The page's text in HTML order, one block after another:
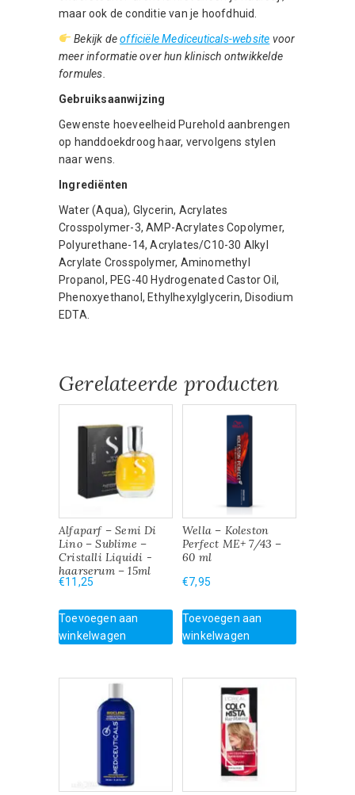
maar ook de conditie van je hoofdhuid.
Bekijk deofficiële Mediceuticals-website voor
meer informatie over hun klinisch ontwikkelde
formules.
Gebruiksaanwijzing
Gewenste hoeveelheid Purehold aanbrengen
op handdoekdroog haar, vervolgens stylen
naar wens.
Ingrediënten
Water (Aqua), Glycerin, Acrylates
Crosspolymer-3, AMP-Acrylates Copolymer,
Polyurethane-14, Acrylates/C10-30 Alkyl
Acrylate Crosspolymer, Aminomethyl
Propanol, PEG-40 Hydrogenated Castor Oil,
Phenoxyethanol, Ethylhexylglycerin, Disodium
EDTA.
Gerelateerde producten
Alfaparf – Semi Di
Lino – Sublime –
Cristalli Liquidi -
haarserum – 15ml
€11,25
Toevoegen aan
winkelwagen
Wella – Koleston
Perfect ME+ 7/43 –
60 ml
€7,95
Toevoegen aan
winkelwagen